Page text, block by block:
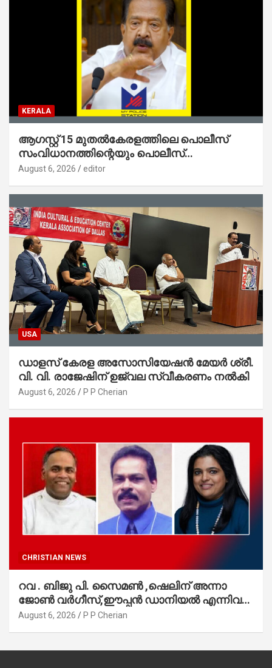
KERALA
ആഗസ്റ്റ് 15 മുതല്‍കേരളത്തിലെ പൊലീസ്
സംവിധാനത്തിന്റെയും പൊലീസ്
സ്റ്റേഷനുകളുടെയും മുഖഛായ മാറുകയാണ് :
August 6, 2026 editor
USA
ഡാളസ് കേരള അസോസിയേഷൻ മേയർ ശ്രീ.
വി. വി. രാജേഷിന് ഉജ്വല സ്വീകരണം നൽകി
August 6, 2026 P P Cherian
CHRISTIAN NEWS
റവ . ബിജു പി. സൈമൺ ,ഷെലിന് അന്നാ
ജോൺ വർഗീസ്,ഈപ്പൻ ഡാനിയൽ എന്നിവർ
മാർത്തോമാ സഭാ കൗൺസിലിലേക്കു
August 6, 2026 P P Cherian